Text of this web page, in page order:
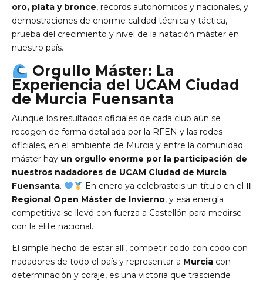
oro, plata y bronce, récords autonómicos y nacionales, y
demostraciones de enorme calidad técnica y táctica,
prueba del crecimiento y nivel de la natación máster en
nuestro país.
Orgullo Máster: La
Experiencia del UCAM Ciudad
de Murcia Fuensanta
Aunque los resultados oficiales de cada club aún se
recogen de forma detallada por la RFEN y las redes
oficiales, en el ambiente de Murcia y entre la comunidad
máster hay un orgullo enorme por la participación de
nuestros nadadores de UCAM Ciudad de Murcia
Fuensanta. En enero ya celebrasteis un título en el II
Regional Open Máster de Invierno, y esa energía
competitiva se llevó con fuerza a Castellón para medirse
con la élite nacional.
El simple hecho de estar allí, competir codo con codo con
nadadores de todo el país y representar a Murcia con
determinación y coraje, es una victoria que trasciende